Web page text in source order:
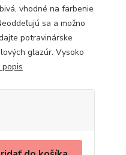
vhodné na farbenie
sa a možno
potravinárske
glazúr. Vysoko